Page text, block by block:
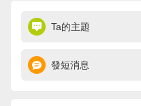
Ta的主題
發短消息